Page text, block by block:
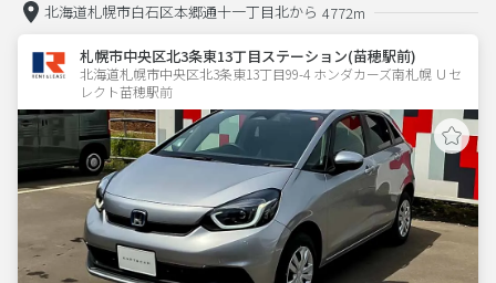
北海道札幌市白石区本郷通十一丁目北から 4772m
札幌市中央区北3条東13丁目ステーション(苗穂駅前)
北海道札幌市中央区北3条東13丁目99-4 ホンダカーズ南札幌 Ｕセ
レクト苗穂駅前